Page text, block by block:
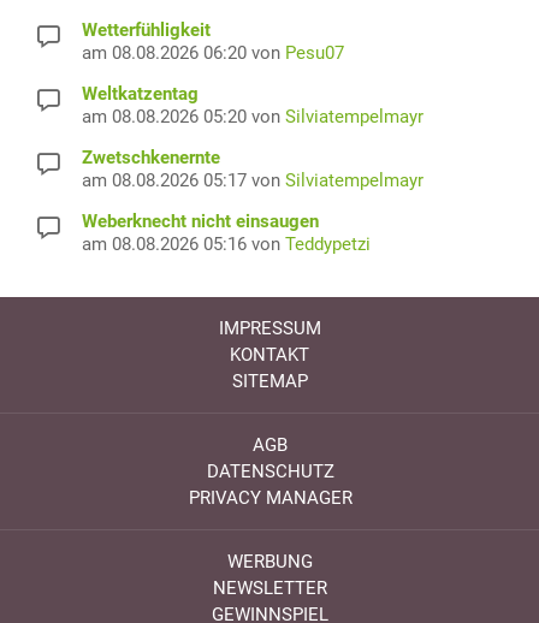
Wetterfühligkeit
am 08.08.2026 06:20 von Pesu07
Weltkatzentag
am 08.08.2026 05:20 von Silviatempelmayr
Zwetschkenernte
am 08.08.2026 05:17 von Silviatempelmayr
Weberknecht nicht einsaugen
am 08.08.2026 05:16 von Teddypetzi
IMPRESSUM
KONTAKT
SITEMAP
AGB
DATENSCHUTZ
PRIVACY MANAGER
WERBUNG
NEWSLETTER
GEWINNSPIEL